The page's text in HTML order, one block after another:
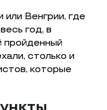
Венгрии, где
год, в
пройденный
столько и
которые